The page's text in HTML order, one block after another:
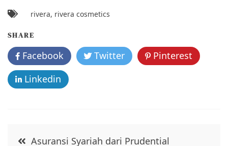
c
e
b
o
o
k
ittai ar
rivera, rivera cosmetics
SHARE
Facebook Twitter
Pinterest
Linkedin
Asuransi Syariah dari Prudential